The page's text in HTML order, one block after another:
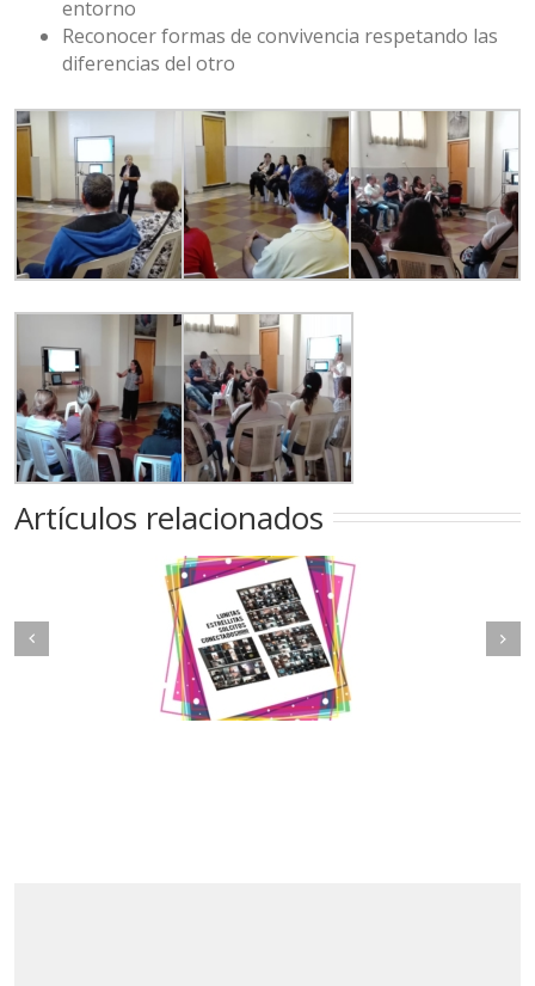
entorno
Reconocer formas de convivencia respetando las
diferencias del otro
Artículos relacionados